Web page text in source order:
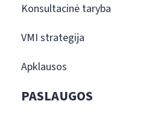
Konsultacinė taryba
VMI strategija
Apklausos
PASLAUGOS